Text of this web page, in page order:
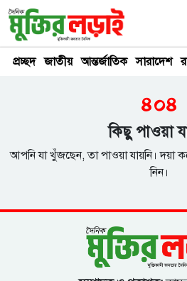
প্রচ্ছদ জাতীয় আন্তর্জাতিক সারাদেশ
৪০৪
কিছু পাওয়া
আপনি যা খুঁজছেন, তা পাওয়া যায়নি। দয়া
নিন।